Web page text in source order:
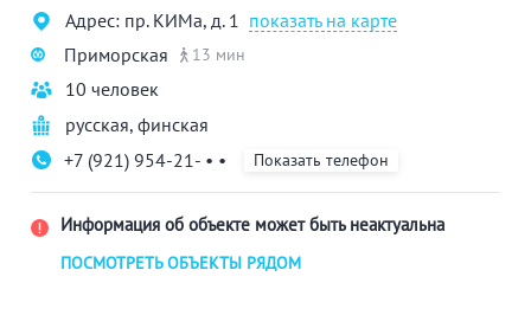
Адрес: пр. КИМа, д. 1 показать на карте
Приморская
13 мин
10 человек
русская, финская
+7 (921) 954-21- • •
Показать телефон
Информация об объекте может быть неактуальна
ПОСМОТРЕТЬ ОБЪЕКТЫ РЯДОМ